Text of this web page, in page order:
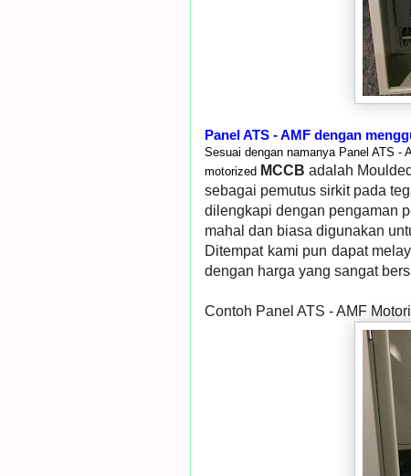
Panel ATS - AMF dengan
Sesuai dengan namanya Panel ATS -
motorized MCCB adalah
sebagai pemutus sirkit pada
dilengkapi dengan pengaman
mahal dan biasa digunakan
Ditempat kami pun dapat
dengan harga yang sangat
Contoh Panel ATS - AMF